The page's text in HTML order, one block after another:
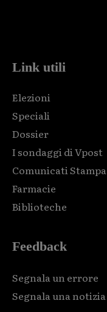
Link utili
Elezioni
Speciali
Dossier
I sondaggi di Vpost
Comunicati Stampa
Farmacie
Biblioteche
Feedback
Segnala un errore
Segnala una notizia